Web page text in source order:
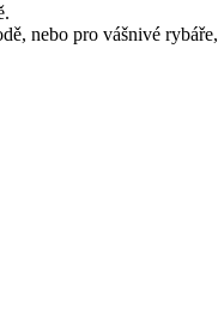
nebo pro vášnivé